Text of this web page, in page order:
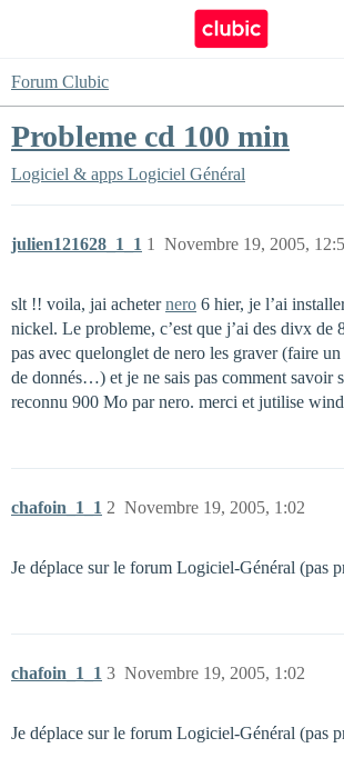
Forum Clubic
Probleme cd 100 min
Logiciel & apps Logiciel Général
julien121628_1_1 Novembre 19, 2005,
1
slt !! voila, jai acheternero 6 hier, je l’ai
nickel. Le probleme, c’est que j’ai des divx de
pas avec quelonglet de nero les graver (faire
de donnés…) et je ne sais pas comment savoir
reconnu 900 Mo par nero. merci et jutilise
chafoin_1_1 Novembre 19, 2005, 1:02
2
Je déplace sur le forum Logiciel-Général (pas
chafoin_1_1 Novembre 19, 2005, 1:02
3
Je déplace sur le forum Logiciel-Général (pas